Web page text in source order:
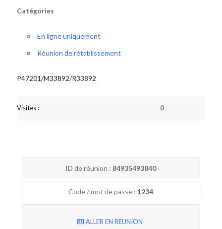
Catégories
En ligne uniquement
Réunion de rétablissement
P47201/M33892/R33892
Visites : 0
ID de réunion : 84935493840
Code / mot de passe : 1234
ALLER EN REUNION